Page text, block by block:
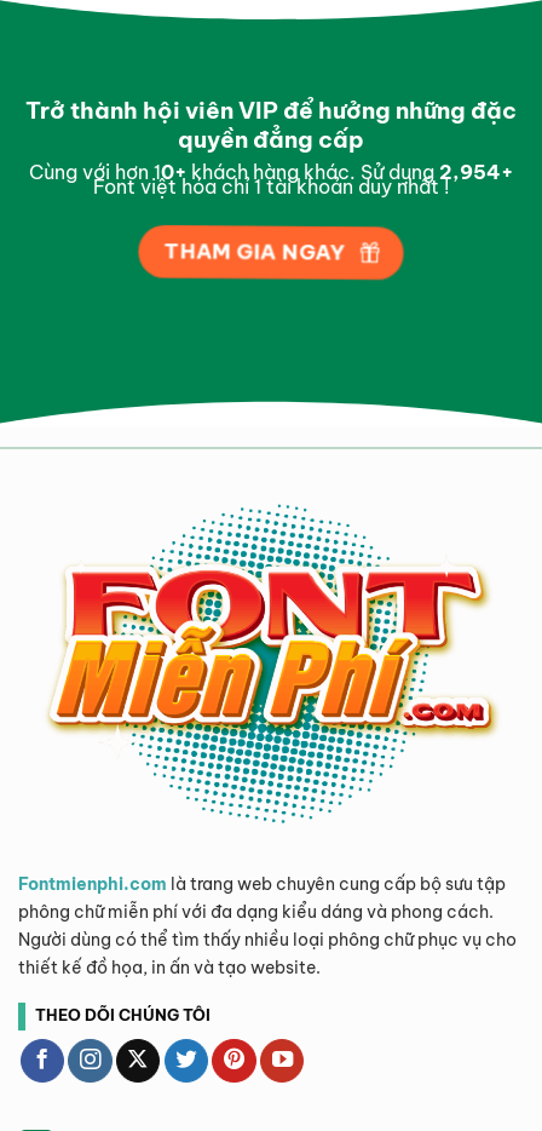
Trở thành hội viên VIP để hưởng những đặc
quyền đẳng cấp
Cùng với hơn 10+ khách hàng khác. Sử dụng 2,996+
Font việt hóa chỉ 1 tài khoản duy nhất !
THAM GIA NGAY
Fontmienphi.com là trang web chuyên cung cấp bộ sưu tập
phông chữ miễn phí với đa dạng kiểu dáng và phong cách.
Người dùng có thể tìm thấy nhiều loại phông chữ phục vụ cho
thiết kế đồ họa, in ấn và tạo website.
THEO DÕI CHÚNG TÔI